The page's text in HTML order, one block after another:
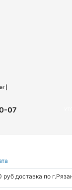
|
07
руб доставка по